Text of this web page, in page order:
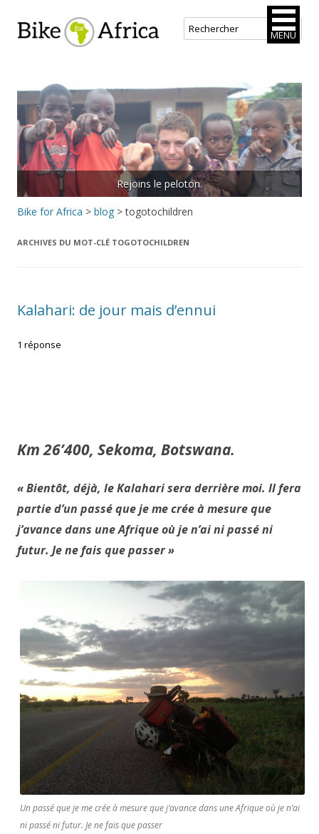
Bike for Africa
contenu
principal
Rejoins le peloton.
Bike for Africa > blog >togotochildren
ARCHIVES DU MOT-CLÉ TOGOTOCHILDREN
Kalahari: de jour mais d’ennui
1 réponse
Km 26’400, Sekoma, Botswana.
« Bientôt, déjà, le Kalahari sera derrière moi. Il fera
partie d’un passé que je me crée à mesure que
j’avance dans une Afrique où je n’ai ni passé ni
futur. Je ne fais que passer »
Un passé que je me crée à mesure que j’avance dans une Afrique où je n’ai
ni passé ni futur. Je ne fais que passer
MENU